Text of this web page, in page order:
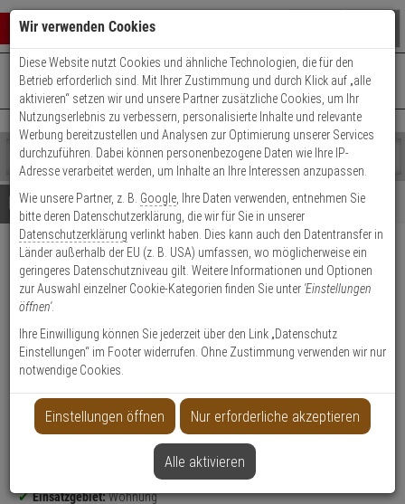
0 ARTIKEL IM WARENKORB
Ihr Warenkorb ist momentan leer.
Ergebnisse ()
Fertig
Shop
durchsuchen
Bitte
geben
Sie
mindestens
Zeichen
ein,
um
Suche
Es
wurde
noch
Kategorien
Suche
gestartet
+49 (0)821 899 493-0Mo. - Do.: 8:00 - 16:30 | Fr.: 8:00 - 14:00 Uhr
Kontaktservice nutzen
Details Beratung
LUPUSEC XT2 Plus GSM-
Alarmanlagen-Set für Wohnung
Produktmerkmale
Datenblatt drucken
Produktinformationen
ALARM-SET
Alarmzentrale, Bewegungsmelder, Öffnungsmelder,
Fernbedienung, 2x Aufkleber
Einsatzgebiet:Wohnung
Wir verwenden Cookies
Diese Website nutzt Cookies und ähnliche Technologien, die für den
Betrieb erforderlich sind. Mit Ihrer Zustimmung und durch Klick auf „alle
aktivieren“ setzen wir und unsere Partner zusätzliche Cookies, um Ihr
Nutzungserlebnis zu verbessern, personalisierte Inhalte und relevante
Werbung bereitzustellen und Analysen zur Optimierung unserer Services
durchzuführen. Dabei können personenbezogene Daten wie Ihre IP-
Adresse verarbeitet werden, um Inhalte an Ihre Interessen anzupassen.
Wie unsere Partner, z. B. Google , Ihre Daten verwenden, entnehmen Sie
bitte deren Datenschutzerklärung, die wir für Sie in unserer
Datenschutzerklärung verlinkt haben. Dies kann auch den Datentransfer in
Länder außerhalb der EU (z. B. USA) umfassen, wo möglicherweise ein
geringeres Datenschutzniveau gilt. Weitere Informationen und Optionen
zur Auswahl einzelner Cookie-Kategorien finden Sie unter 'Einstellungen
öffnen'.
Ihre Einwilligung können Sie jederzeit über den Link „Datenschutz
Einstellungen“ im Footer widerrufen. Ohne Zustimmung verwenden wir nur
notwendige Cookies.
Einstellungen öffnen Nur erforderliche akzeptieren
Alle aktivieren